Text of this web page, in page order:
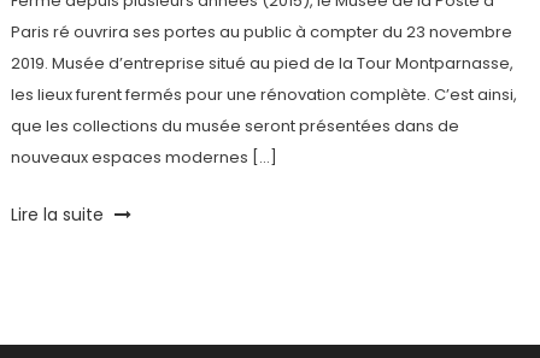
Paris ré ouvrira ses portes au public à compter du 23 novembre
2019. Musée d’entreprise situé au pied de la Tour Montparnasse,
les lieux furent fermés pour une rénovation complète. C’est ainsi,
que les collections du musée seront présentées dans de
nouveaux espaces modernes […]
Tagged
Poste,
Lire la suite